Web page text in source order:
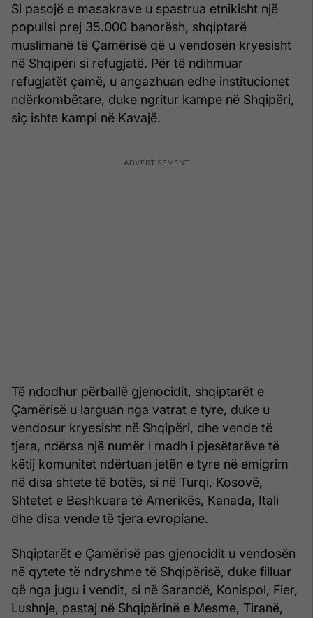
Si pasojë e masakrave u spastrua etnikisht një
popullsi prej 35.000 banorësh, shqiptarë
muslimanë të Çamërisë që u vendosën kryesisht
në Shqipëri si refugjatë. Për të ndihmuar
refugjatët çamë, u angazhuan edhe institucionet
ndërkombëtare, duke ngritur kampe në Shqipëri,
siç ishte kampi në Kavajë.
Të ndodhur përballë gjenocidit, shqiptarët e
Çamërisë u larguan nga vatrat e tyre, duke u
vendosur kryesisht në Shqipëri, dhe vende të
tjera, ndërsa një numër i madh i pjesëtarëve të
këtij komunitet ndërtuan jetën e tyre në emigrim
në disa shtete të botës, si në Turqi, Kosovë,
Shtetet e Bashkuara të Amerikës, Kanada, Itali
dhe disa vende të tjera evropiane.
Shqiptarët e Çamërisë pas gjenocidit u vendosën
në qytete të ndryshme të Shqipërisë, duke filluar
që nga jugu i vendit, si në Sarandë, Konispol, Fier,
Lushnje, pastaj në Shqipërinë e Mesme, Tiranë,